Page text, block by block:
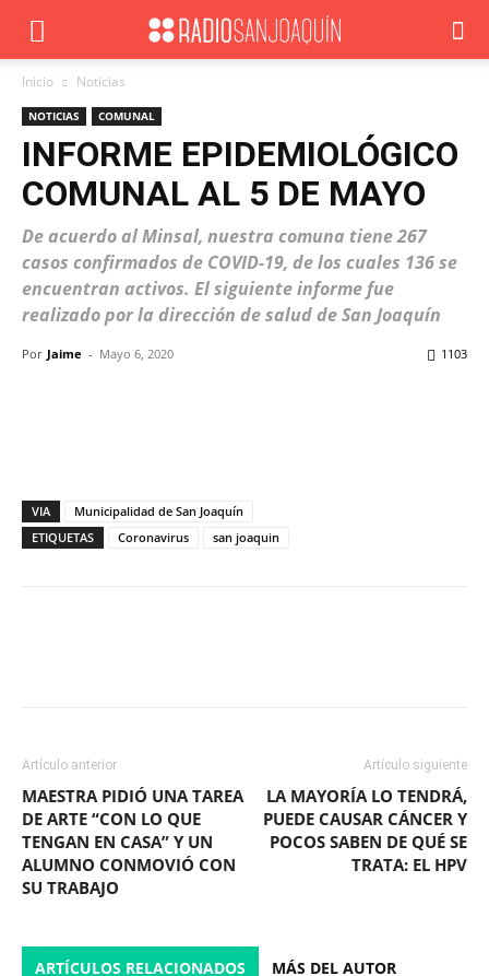
Inicio Noticias
NOTICIAS COMUNAL
INFORME EPIDEMIOLÓGICO
COMUNAL AL 5 DE MAYO
De acuerdo al Minsal, nuestra comuna tiene 267
casos confirmados de COVID-19, de los cuales 136 se
encuentran activos. El siguiente informe fue
realizado por la dirección de salud de San Joaquín
Por Jaime - Mayo 6, 2020 1103
VIA
Municipalidad de San Joaquín
ETIQUETAS
Coronavirus san joaquin
Artículo anterior
MAESTRA PIDIÓ UNA TAREA
DE ARTE “CON LO QUE
TENGAN EN CASA” Y UN
ALUMNO CONMOVIÓ CON
SU TRABAJO
Artículo siguiente
LA MAYORÍA LO TENDRÁ,
PUEDE CAUSAR CÁNCER Y
POCOS SABEN DE QUÉ SE
TRATA: EL HPV
ARTÍCULOS RELACIONADOS MÁS DEL AUTOR